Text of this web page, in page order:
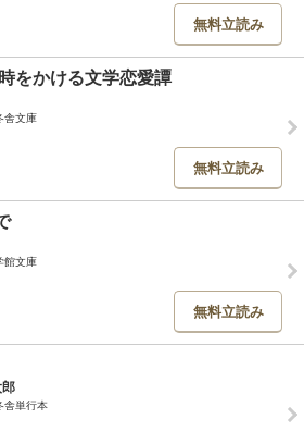
無料立読み
をかける文学恋愛譚
舎文庫
無料立読み
館文庫
無料立読み
舎単行本